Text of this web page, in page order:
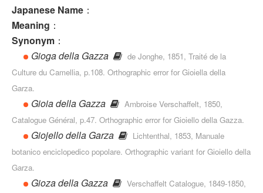
Japanese Name ：
Meaning ：
Synonym ：
Gioga della Gazza
de Jonghe, 1851, Traité de la
Culture du Camellia, p.108. Orthographic error for Gioiella della
Garza.
Gioia della Gazza
Ambroise Verschaffelt, 1850,
Catalogue Général, p.47. Orthographic error for Gioiello della Gazza.
Giojello della Garza
Lichtenthal, 1853, Manuale
botanico enciclopedico popolare. Orthographic vari­ant for Gioiello della
Garza.
Gioza della Gazza
Verschaffelt Catalogue, 1849-1850,